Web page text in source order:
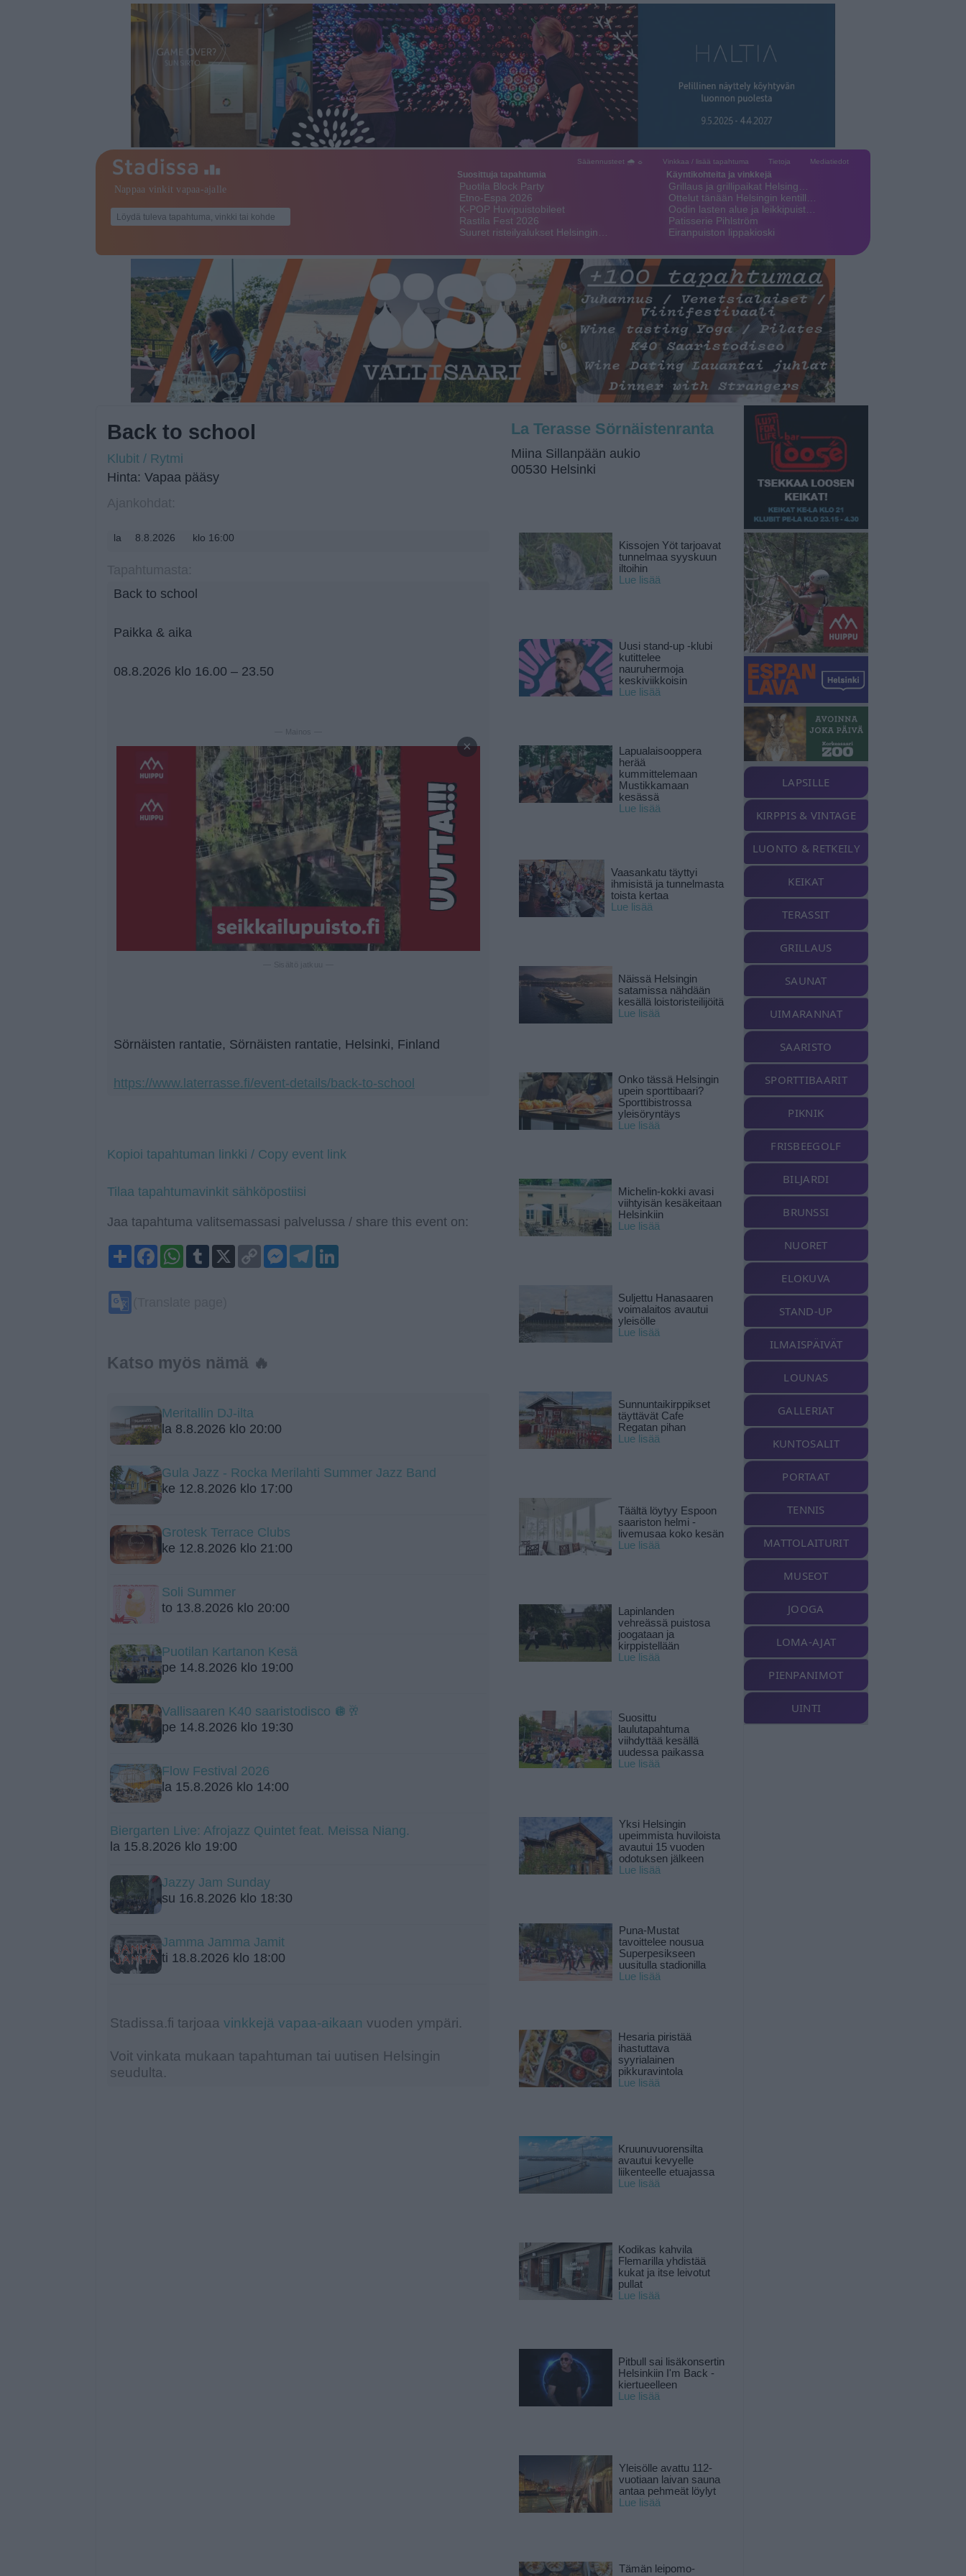
Sääennusteet 🌧 ☼ Vinkkaa / lisää tapahtuma Tietoja Mediatiedot
Suosittuja tapahtumia
Puotila Block Party
Etno-Espa 2026
K-POP Huvipuistobileet
Rastila Fest 2026
Suuret risteilyalukset Helsingin…
Käyntikohteita ja vinkkejä
Grillaus ja grillipaikat Helsing…
Ottelut tänään Helsingin kentill…
Oodin lasten alue ja leikkipuist…
Patisserie Pihlström
Eiranpuiston lippakioski
Back to school
Klubit / Rytmi
Hinta: Vapaa pääsy
la 8.8.2026 klo 16:00
Back to school
Paikka & aika
08.8.2026 klo 16.00 – 23.50
— Mainos —
×
Sörnäisten rantatie, Sörnäisten rantatie, Helsinki, Finland
https://www.laterrasse.fi/event-details/back-to-school
Kopioi tapahtuman linkki / Copy event link
Tilaa tapahtumavinkit sähköpostiisi
Jaa tapahtuma valitsemassasi palvelussa / share this event on:
ShareFacebook
WhatsApp
Tumblr
Copy
Link
Messenger
Telegram
Katso myös nämä 🔥
Meritallin DJ-ilta
la 8.8.2026 klo 20:00
Gula Jazz - Rocka Merilahti Summer Jazz Band
ke 12.8.2026 klo 17:00
Grotesk Terrace Clubs
ke 12.8.2026 klo 21:00
Soli Summer
to 13.8.2026 klo 20:00
Puotilan Kartanon Kesä
pe 14.8.2026 klo 19:00
Vallisaaren K40 saaristodisco 🪩🥂
pe 14.8.2026 klo 19:30
Flow Festival 2026
la 15.8.2026 klo 14:00
Biergarten Live: Afrojazz Quintet feat. Meissa Niang.
la 15.8.2026 klo 19:00
Jazzy Jam Sunday
su 16.8.2026 klo 18:30
Jamma Jamma Jamit
ti 18.8.2026 klo 18:00
Stadissa.fi tarjoaa vinkkejä vapaa-aikaan vuoden ympäri.
Voit vinkata mukaan tapahtuman tai uutisen Helsingin
seudulta.
La Terasse Sörnäistenranta
Miina Sillanpään aukio
00530 Helsinki
Kissojen Yöt tarjoavat
tunnelmaa syyskuun
iltoihin
Lue lisää
Uusi stand-up -klubi
kutittelee
nauruhermoja
keskiviikkoisin
Lue lisää
Lapualaisooppera
herää
kummittelemaan
Mustikkamaan
kesässä
Lue lisää
Vaasankatu täyttyi
ihmisistä ja tunnelmasta
toista kertaa
Lue lisää
Näissä Helsingin
satamissa nähdään
kesällä loistoristeilijöitä
Lue lisää
Onko tässä Helsingin
upein sporttibaari?
Sporttibistrossa
yleisöryntäys
Lue lisää
Michelin-kokki avasi
viihtyisän kesäkeitaan
Helsinkiin
Lue lisää
Suljettu Hanasaaren
voimalaitos avautui
yleisölle
Lue lisää
Sunnuntaikirppikset
täyttävät Cafe
Regatan pihan
Lue lisää
Täältä löytyy Espoon
saariston helmi -
livemusaa koko kesän
Lue lisää
Lapinlanden
vehreässä puistosa
joogataan ja
kirppistellään
Lue lisää
Suosittu
laulutapahtuma
viihdyttää kesällä
uudessa paikassa
Lue lisää
Yksi Helsingin
upeimmista huviloista
avautui 15 vuoden
odotuksen jälkeen
Lue lisää
Puna-Mustat
tavoittelee nousua
Superpesikseen
uusitulla stadionilla
Lue lisää
Hesaria piristää
ihastuttava
syyrialainen
pikkuravintola
Lue lisää
Kruunuvuorensilta
avautui kevyelle
liikenteelle etuajassa
Lue lisää
Kodikas kahvila
Flemarilla yhdistää
kukat ja itse leivotut
pullat
Lue lisää
Pitbull sai lisäkonsertin
Helsinkiin I'm Back -
kiertueelleen
Lue lisää
Yleisölle avattu 112-
vuotiaan laivan sauna
antaa pehmeät löylyt
Lue lisää
Tämän leipomo-
LAPSILLE
KIRPPIS & VINTAGE
LUONTO & RETKEILY
KEIKAT
TERASSIT
GRILLAUS
SAUNAT
UIMARANNAT
SAARISTO
SPORTTIBAARIT
PIKNIK
FRISBEEGOLF
BILJARDI
BRUNSSI
NUORET
ELOKUVA
STAND-UP
ILMAISPÄIVÄT
LOUNAS
GALLERIAT
KUNTOSALIT
PORTAAT
TENNIS
MATTOLAITURIT
MUSEOT
JOOGA
LOMA-AJAT
PIENPANIMOT
UINTI